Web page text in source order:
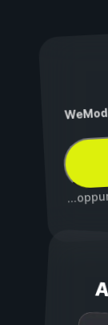
WeMod